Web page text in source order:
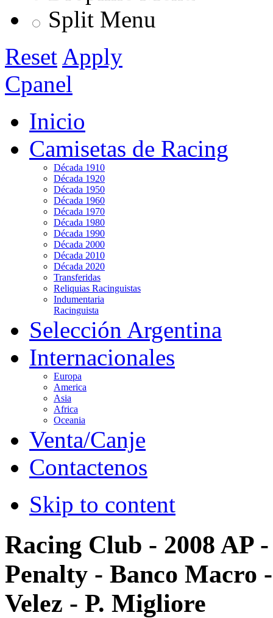
Split Menu
Reset Apply
Cpanel
Inicio
Camisetas de Racing
Década 1910
Década 1920
Década 1950
Década 1960
Década 1970
Década 1980
Década 1990
Década 2000
Década 2010
Década 2020
Transferidas
Reliquias Racinguistas
Indumentaria
Racinguista
Selección Argentina
Internacionales
Europa
America
Asia
Africa
Oceania
Venta/Canje
Contactenos
Skip to content
Racing Club - 2008 AP
Penalty - Banco Macro
Velez - P. Migliore